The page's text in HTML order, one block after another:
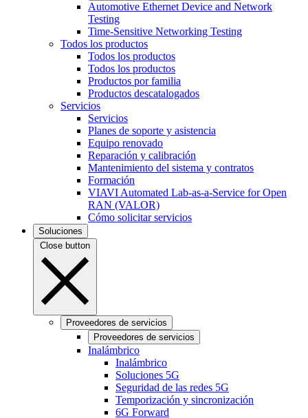
Automotive Ethernet Device and Network
Testing
Time-Sensitive Networking Testing
Todos los productos
Todos los productos
Todos los productos
Productos por familia
Productos descatalogados
Servicios
Servicios
Planes de soporte y asistencia
Equipo renovado
Reparación y calibración
Mantenimiento del sistema y contratos
Formación
VIAVI Automated Lab-as-a-Service for Open
RAN (VALOR)
Cómo solicitar servicios
Soluciones
Close button
Proveedores de servicios
Proveedores de servicios
Inalámbrico
Inalámbrico
Soluciones 5G
Seguridad de las redes 5G
Temporización y sincronización
6G Forward